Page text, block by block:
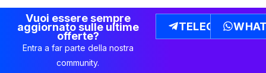
Vuoi essere sempre
aggiornato sulle ultime
offerte?
Entra a far parte della nostra
community.
TELEGRAM